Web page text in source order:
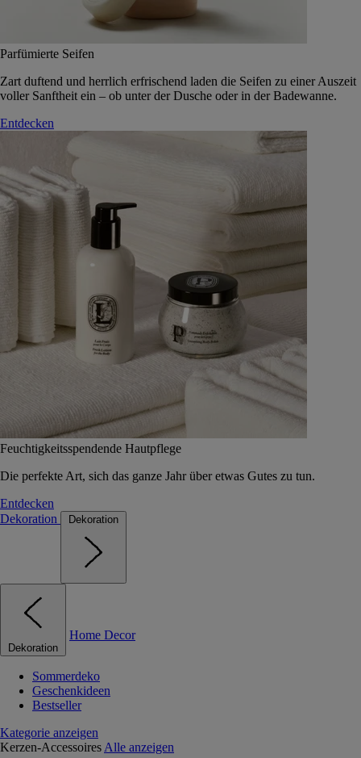
Parfümierte Seifen
Zart duftend und herrlich erfrischend laden die Seifen zu einer Auszeit
voller Sanftheit ein – ob unter der Dusche oder in der Badewanne.
Entdecken
Feuchtigkeitsspendende Hautpflege
Die perfekte Art, sich das ganze Jahr über etwas Gutes zu tun.
Entdecken
Dekoration
Dekoration
Dekoration
Home Decor
Sommerdeko
Geschenkideen
Bestseller
Kategorie anzeigen
Kerzen-Accessoires Alle anzeigen